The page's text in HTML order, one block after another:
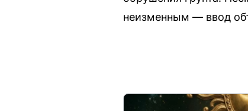
неизменным — ввод